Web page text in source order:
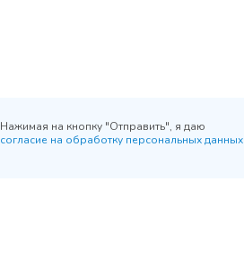
Нажимая на кнопку "Отправить", я даю
согласие на обработку персональных данных